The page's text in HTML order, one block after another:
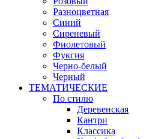
Разноцветная
Синий
Сиреневый
Фиолетовый
Фуксия
Черно-белый
Черный
ТЕМАТИЧЕСКИЕ
По стилю
Деревенская
Кантри
Классика